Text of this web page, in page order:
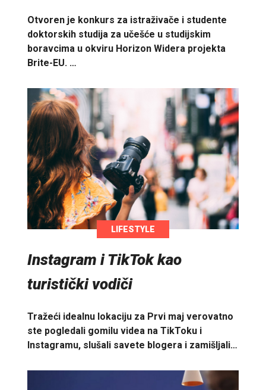
Otvoren je konkurs za istraživače i studente
doktorskih studija za učešće u studijskim
boravcima u okviru Horizon Widera projekta
Brite-EU. …
LIFESTYLE
Instagram i TikTok kao
turistički vodiči
Tražeći idealnu lokaciju za Prvi maj verovatno
ste pogledali gomilu videa na TikToku i
Instagramu, slušali savete blogera i zamišljali…